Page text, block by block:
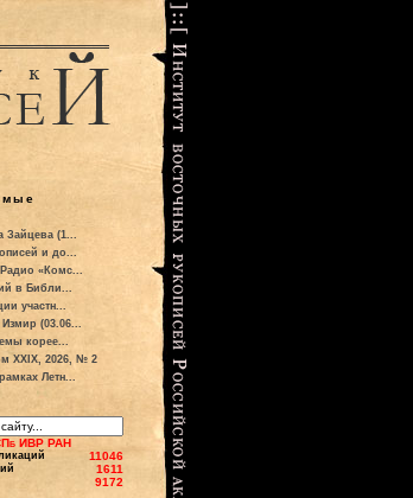
Зайцева (1...
и до...
«Комс...
в Библи...
участн...
Измир (03.06...
корее...
XXIX, 2026, № 2
Летн...
ИВР РАН
11046
1611
9172